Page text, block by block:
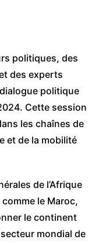
politiques, des
des experts
politique
Cette session
les chaînes de
et de la mobilité
de l’Afrique
le Maroc,
le continent
mondial de